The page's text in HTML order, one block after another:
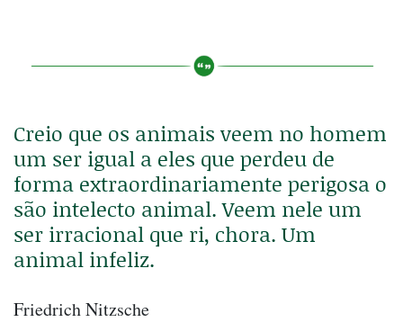
Creio que os animais veem no homem
um ser igual a eles que perdeu de
forma extraordinariamente perigosa o
são intelecto animal. Veem nele um
ser irracional que ri, chora. Um
animal infeliz.
Friedrich Nitzsche